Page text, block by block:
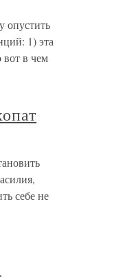
опустить
1) эта
в чем
себе не